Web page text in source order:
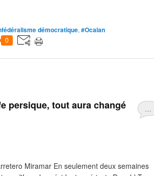
démocratique, #Ocalan
0
…
persique, tout aura changé
Miramar En seulement deux semaines